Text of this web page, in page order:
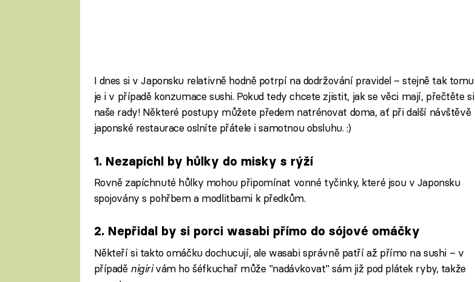
I dnes si v Japonsku relativně hodně potrpí na dodržování pravidel – stejně tak tomu
je i v případě konzumace sushi. Pokud tedy chcete zjistit, jak se věci mají, přečtěte si
naše rady! Některé postupy můžete předem natrénovat doma, ať při další návštěvě
japonské restaurace oslníte přátele i samotnou obsluhu. :)
1. Nezapíchl by hůlky do misky s rýží
Rovně zapíchnuté hůlky mohou připomínat vonné tyčinky, které jsou v Japonsku
spojovány s pohřbem a modlitbami k předkům.
2. Nepřidal by si porci wasabi přímo do sójové omáčky
Někteří si takto omáčku dochucují, ale wasabi správně patří až přímo na sushi – v
případě nigirivám ho šéfkuchař může "nadávkovat" sám již pod plátek ryby, takže